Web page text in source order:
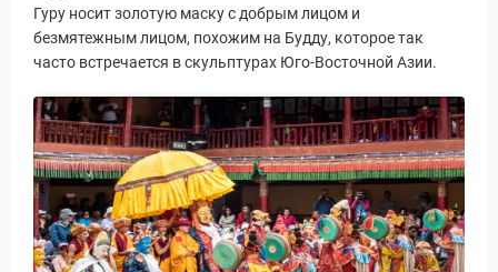
Гуру носит золотую маску с добрым лицом и
безмятежным лицом, похожим на Будду, которое так
часто встречается в скульптурах Юго-Восточной Азии.